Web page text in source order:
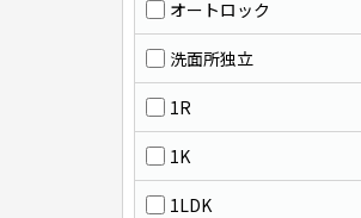
オートロック
洗面所独立
1R
1K
1LDK